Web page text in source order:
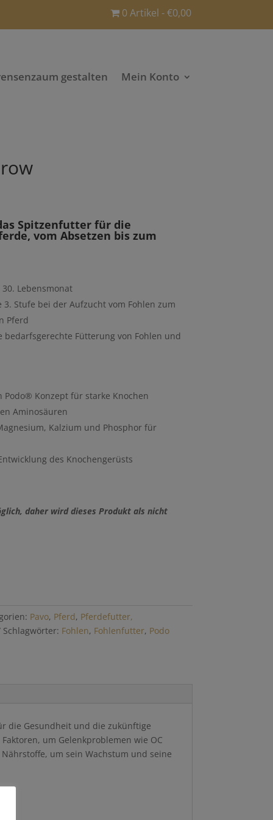
0 Artikel €0,00
gestalten Mein Konto
Spitzenfutter für die
vom Absetzen bis zum
Lebensmonat
Stufe bei der Aufzucht vom Fohlen zum
Pferd
Fütterung von Fohlen und
Konzept für starke Knochen
Aminosäuren
Kalzium und Phosphor für
des Knochengerüsts
daher wird dieses Produkt als nicht
Pavo, Pferd, Pferdefutter,
Schlagwörter: Fohlen, Fohlenfutter, Podo
die Gesundheit und die zukünftige
um Gelenkproblemen wie OC
um sein Wachstum und seine